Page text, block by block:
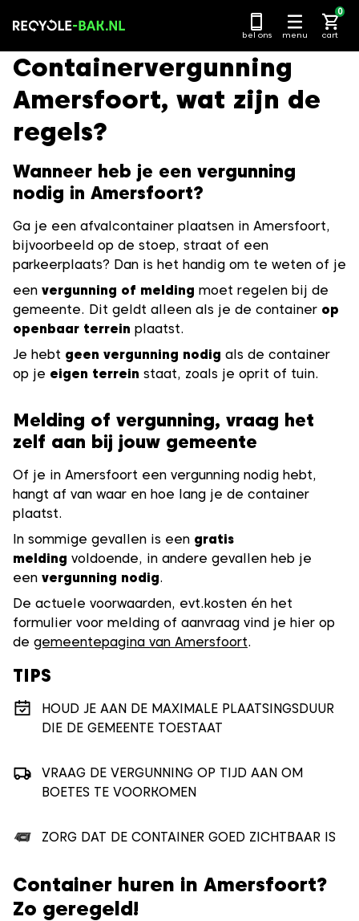
naar
bel ons menu cart
0
Containervergunning
Amersfoort, wat zijn de
regels?
Wanneer heb je een vergunning
nodig in Amersfoort?
Ga je een afvalcontainer plaatsen in Amersfoort,
bijvoorbeeld op de stoep, straat of een
parkeerplaats? Dan is het handig om te weten of je
een vergunning of melding moet regelen bij de
gemeente. Dit geldt alleen als je de container op
openbaar terrein plaatst.
Je hebt geen vergunning nodig als de container
op je eigen terrein staat, zoals je oprit of tuin.
Melding of vergunning, vraag het
zelf aan bij jouw gemeente
Of je in Amersfoort een vergunning nodig hebt,
hangt af van waar en hoe lang je de container
plaatst.
In sommige gevallen is een gratis
melding voldoende, in andere gevallen heb je
een vergunning nodig.
De actuele voorwaarden, evt.kosten én het
formulier voor melding of aanvraag vind je hier op
de gemeentepagina van Amersfoort.
TIPS
HOUD JE AAN DE MAXIMALE PLAATSINGSDUUR
DIE DE GEMEENTE TOESTAAT
VRAAG DE VERGUNNING OP TIJD AAN OM
BOETES TE VOORKOMEN
ZORG DAT DE CONTAINER GOED ZICHTBAAR IS
Container huren in Amersfoort?
Zo geregeld!